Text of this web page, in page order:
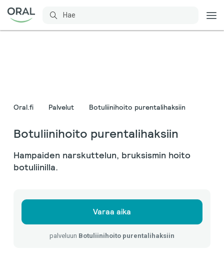
Oral.fi Palvelut Botuliinihoito purentalihaksiin
Botuliinihoito purentalihaksiin
Hampaiden narskuttelun, bruksismin hoito
botuliinilla.
Varaa aika
palveluun Botuliinihoito purentalihaksiin